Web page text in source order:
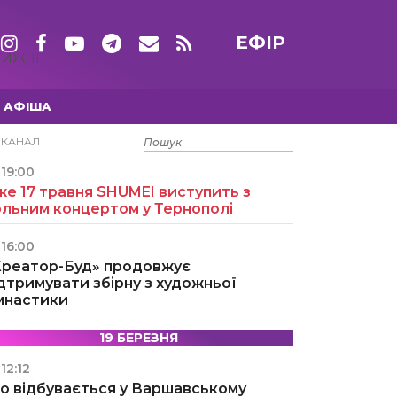
ЕФІР
АФІША
15 ТРАВНЯ
19:00
17 травня SHUMEI виступить з
концертом у Тернополі
16:00
Буд» продовжує
збірну з художньої
19 БЕРЕЗНЯ
12:12
відбувається у Варшавському